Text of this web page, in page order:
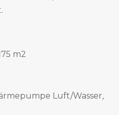
m2
Luft/Wasser,